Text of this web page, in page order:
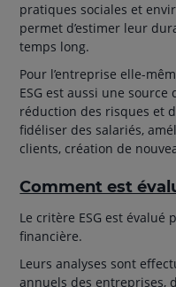
pratiques sociales et
permet d’estimer leur
temps long.
Pour l’entreprise elle-
ESG est aussi une
réduction des risques et
fidéliser des salariés,
clients, création de
Comment est
Le critère ESG est évalué
financière.
Leurs analyses sont
annuels des entreprises,